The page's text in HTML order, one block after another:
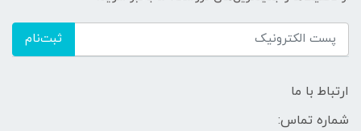
ثبت‌نام
ارتباط با ما
شماره تماس: